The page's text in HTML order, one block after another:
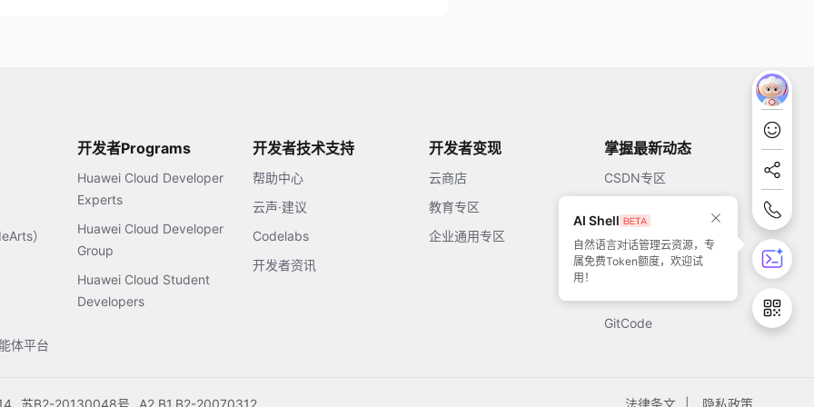
AI Shell
自然语言对话管理云资源，专
属免费Token额度，欢迎试
用！
）
体平台
开发者Programs
Huawei Cloud Developer
Experts
Huawei Cloud Developer
Group
Huawei Cloud Student
Developers
开发者技术支持
帮助中心
云声·建议
Codelabs
开发者资讯
开发者变现
云商店
教育专区
企业通用专区
掌握最新动态
CSDN专区
开源中国
51CTO
GitCode
法律条文 隐私政策
苏B2-20130048号 A2.B1.B2-20070312